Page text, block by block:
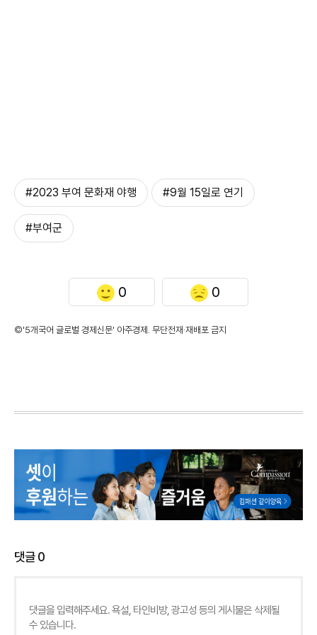
#2023 부여 문화재 야행 #9월 15일로 연기
#부여군
0 0
©'5개국어 글로벌 경제신문' 아주경제. 무단전재·재배포 금지
댓글0